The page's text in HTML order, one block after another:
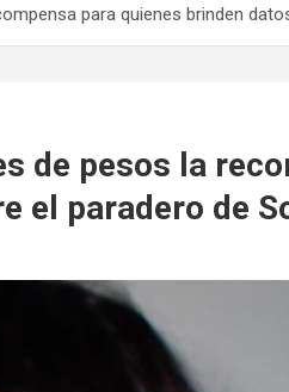
para quienes brinden
de pesos la
el paradero de